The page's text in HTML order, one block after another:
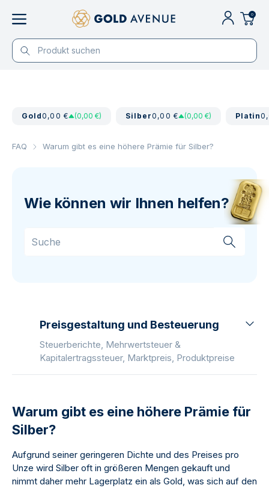
0
Gold0,00 € (0,00 €) Silber0,00 € (0,00 €) Platin
FAQ Warum gibt es eine höhere Prämie für Silber?
Wie können wir Ihnen helfen?
Preisgestaltung und Besteuerung
Steuerberichte, Mehrwertsteuer &
Kapitalertragssteuer, Marktpreis, Produktpreise
Warum gibt es eine höhere Prämie für
Silber?
Aufgrund seiner geringeren Dichte und des Preises pro
Unze wird Silber oft in größeren Mengen gekauft und
nimmt daher mehr Lagerplatz ein als Gold, was sich auf den